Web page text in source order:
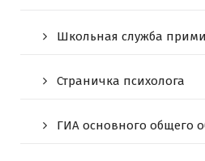
Школьная служба
Страничка психолога
ГИА основного общего